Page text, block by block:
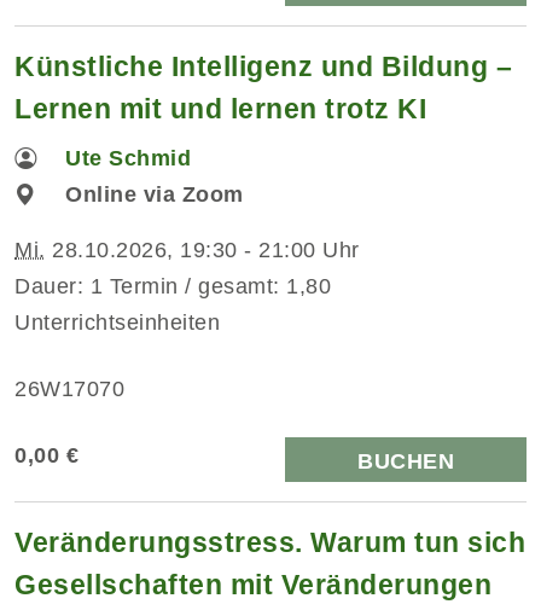
Künstliche Intelligenz und Bildung –
Lernen mit und lernen trotz KI
Ute Schmid
Online via Zoom
Mi. 28.10.2026, 19:30 - 21:00 Uhr
Dauer: 1 Termin / gesamt: 1,80
Unterrichtseinheiten
26W17070
0,00 € BUCHEN
Veränderungsstress. Warum tun sich
Gesellschaften mit Veränderungen